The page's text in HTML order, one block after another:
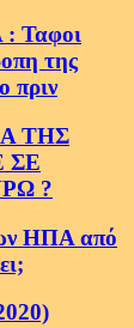
Ταφοι
της
πριν
ΤΗΣ
ΣΕ
?
ΗΠΑ από